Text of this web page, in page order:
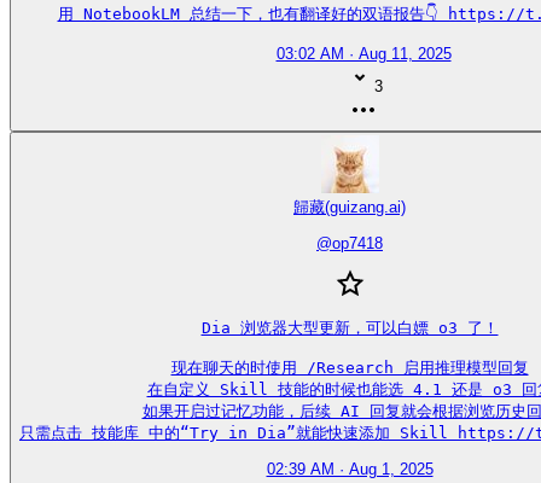
用 NotebookLM 总结一下，也有翻译好的双语报告👇
03:02 AM · Aug 11, 2025
3
歸藏(guizang.ai)
@op7418
Dia 浏览器大型更新，可以白嫖 o3 了！
现在聊天的时使用 /Research 启用推理模型回复
在自定义 Skill 技能的时候也能选 4.1 还是 o3 回
如果开启过记忆功能，后续 AI 回复就会根据浏览历史
只需点击 技能库 中的“Try in Dia”就能快速添加 Skill https://
02:39 AM · Aug 1, 2025